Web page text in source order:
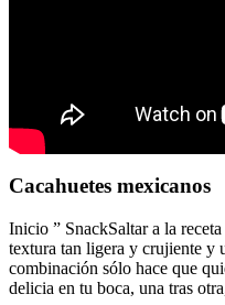
Cacahuetes mexicanos
Inicio ” SnackSaltar a la
textura tan ligera y crujiente y
combinación sólo hace que
delicia en tu boca, una tras